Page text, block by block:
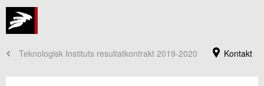
Kontakt
Teknologisk Instituts resultatkontrakt 2019-2020